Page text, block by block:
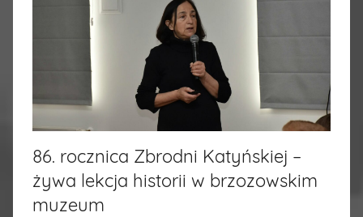
86. rocznica Zbrodni Katyńskiej –
żywa lekcja historii w brzozowskim
muzeum